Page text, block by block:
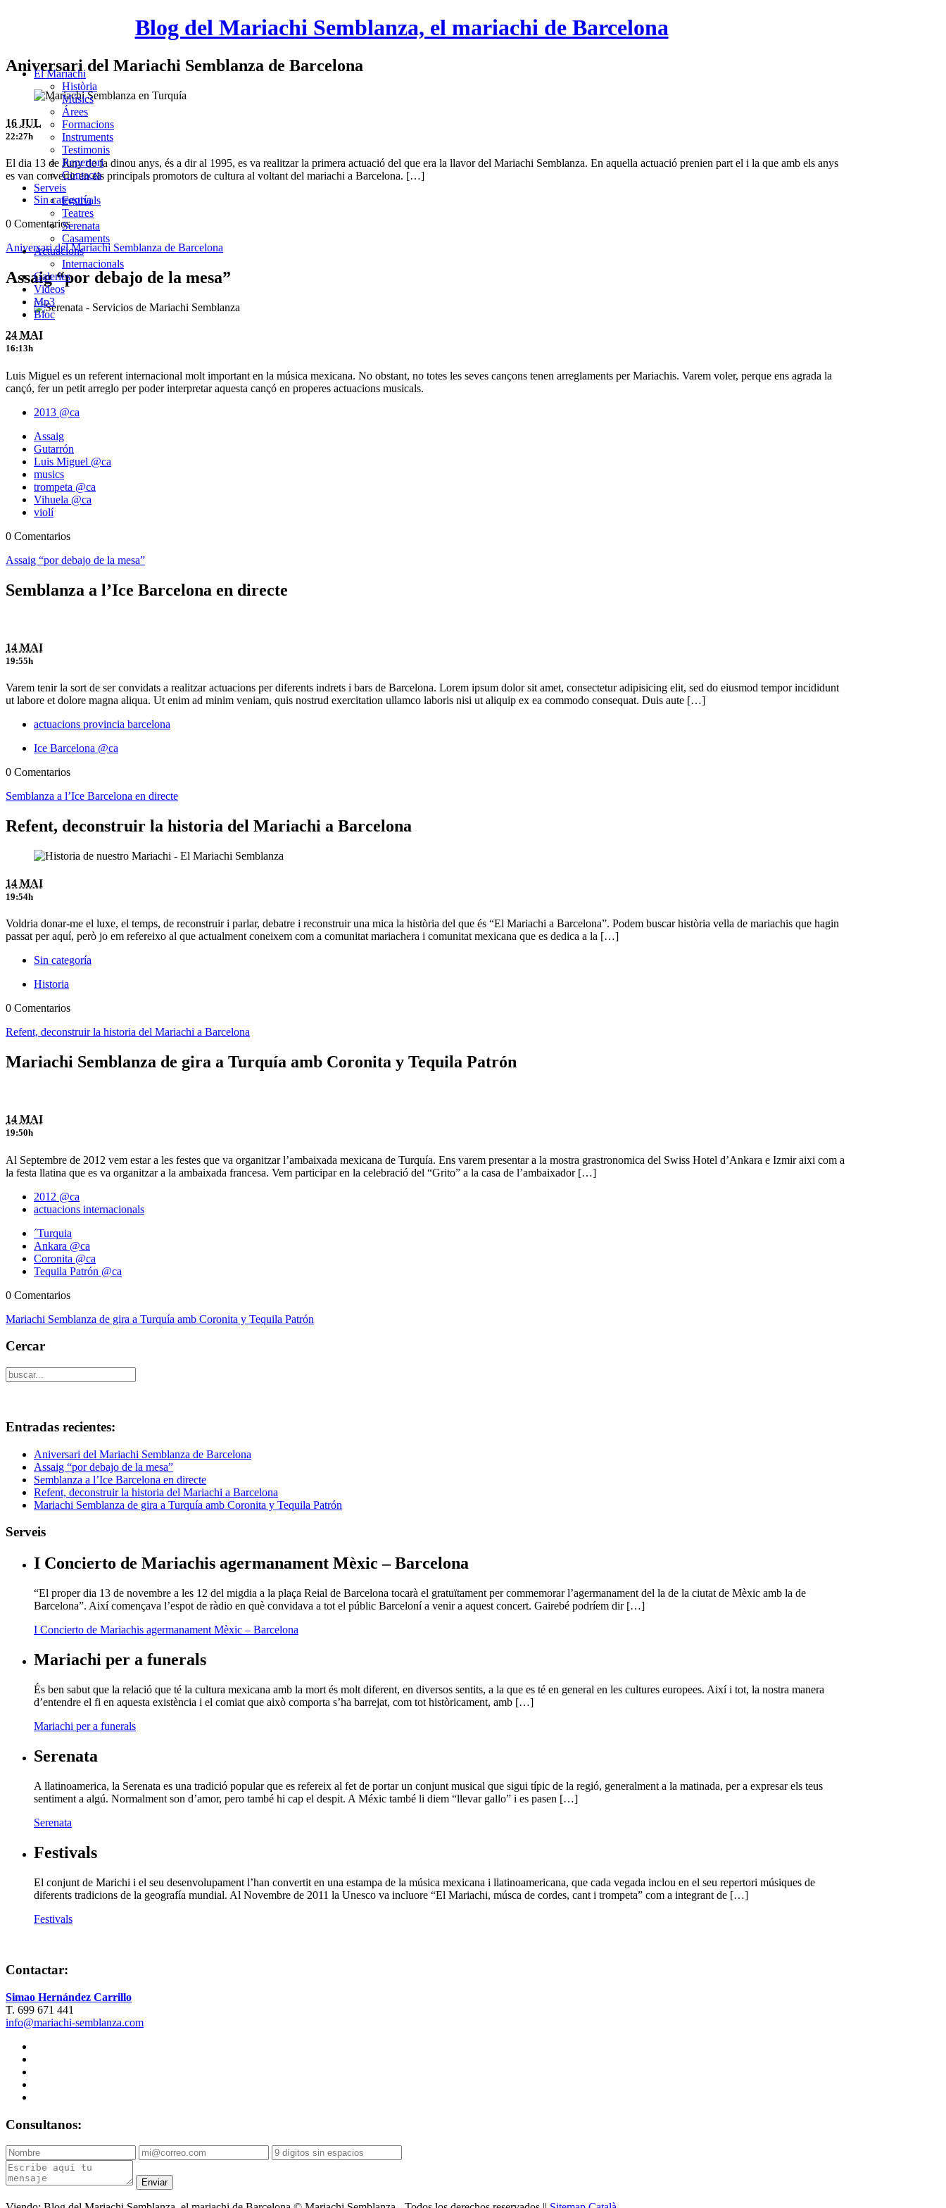
Blog del Mariachi Semblanza, el mariachi de Barcelona
El Mariachi
Història
Músics
Árees
Formacions
Instruments
Testimonis
Repertori
Contacta
Serveis
Festivals
Teatres
Serenata
Casaments
Actuacions
Internacionals
Galeries
Videos
Mp3
Bloc
Aniversari del Mariachi Semblanza de Barcelona
16 JUL
22:27h
El dia 13 de Juny de fa dinou anys, és a dir al 1995, es va realitzar la primera actuació del que era la llavor del Mariachi Semblanza. En aquella actuació prenien part el i la que amb els anys
es van convertir en els principals promotors de cultura al voltant del mariachi a Barcelona. […]
Sin categoría
0 Comentarios
Aniversari del Mariachi Semblanza de Barcelona
Assaig “por debajo de la mesa”
24 MAI
16:13h
Luis Miguel es un referent internacional molt important en la música mexicana. No obstant, no totes les seves cançons tenen arreglaments per Mariachis. Varem voler, perque ens agrada la
cançó, fer un petit arreglo per poder interpretar aquesta cançó en properes actuacions musicals.
2013 @ca
Assaig
Gutarrón
Luis Miguel @ca
musics
trompeta @ca
Vihuela @ca
violí
0 Comentarios
Assaig “por debajo de la mesa”
Semblanza a l’Ice Barcelona en directe
14 MAI
19:55h
Varem tenir la sort de ser convidats a realitzar actuacions per diferents indrets i bars de Barcelona. Lorem ipsum dolor sit amet, consectetur adipisicing elit, sed do eiusmod tempor incididunt
ut labore et dolore magna aliqua. Ut enim ad minim veniam, quis nostrud exercitation ullamco laboris nisi ut aliquip ex ea commodo consequat. Duis aute […]
actuacions provincia barcelona
Ice Barcelona @ca
0 Comentarios
Semblanza a l’Ice Barcelona en directe
Refent, deconstruir la historia del Mariachi a Barcelona
14 MAI
19:54h
Voldria donar-me el luxe, el temps, de reconstruir i parlar, debatre i reconstruir una mica la història del que és “El Mariachi a Barcelona”. Podem buscar història vella de mariachis que hagin
passat per aquí, però jo em refereixo al que actualment coneixem com a comunitat mariachera i comunitat mexicana que es dedica a la […]
Sin categoría
Historia
0 Comentarios
Refent, deconstruir la historia del Mariachi a Barcelona
Mariachi Semblanza de gira a Turquía amb Coronita y Tequila Patrón
14 MAI
19:50h
Al Septembre de 2012 vem estar a les festes que va organitzar l’ambaixada mexicana de Turquía. Ens varem presentar a la mostra grastronomica del Swiss Hotel d’Ankara e Izmir aixi com a
la festa llatina que es va organitzar a la ambaixada francesa. Vem participar en la celebració del “Grito” a la casa de l’ambaixador […]
2012 @ca
actuacions internacionals
´Turquia
Ankara @ca
Coronita @ca
Tequila Patrón @ca
0 Comentarios
Mariachi Semblanza de gira a Turquía amb Coronita y Tequila Patrón
Cercar
Entradas recientes:
Aniversari del Mariachi Semblanza de Barcelona
Assaig “por debajo de la mesa”
Semblanza a l’Ice Barcelona en directe
Refent, deconstruir la historia del Mariachi a Barcelona
Mariachi Semblanza de gira a Turquía amb Coronita y Tequila Patrón
Serveis
I Concierto de Mariachis agermanament Mèxic – Barcelona
“El proper dia 13 de novembre a les 12 del migdia a la plaça Reial de Barcelona tocarà el gratuïtament per commemorar l’agermanament del la de la ciutat de Mèxic amb la de
Barcelona”. Així començava l’espot de ràdio en què convidava a tot el públic Barceloní a venir a aquest concert. Gairebé podríem dir […]
I Concierto de Mariachis agermanament Mèxic – Barcelona
Mariachi per a funerals
És ben sabut que la relació que té la cultura mexicana amb la mort és molt diferent, en diversos sentits, a la que es té en general en les cultures europees. Així i tot, la nostra manera
d’entendre el fi en aquesta existència i el comiat que això comporta s’ha barrejat, com tot històricament, amb […]
Mariachi per a funerals
Serenata
A llatinoamerica, la Serenata es una tradició popular que es refereix al fet de portar un conjunt musical que sigui típic de la regió, generalment a la matinada, per a expresar els teus
sentiment a algú. Normalment son d’amor, pero també hi cap el despit. A Méxic també li diem “llevar gallo” i es pasen […]
Serenata
Festivals
El conjunt de Marichi i el seu desenvolupament l’han convertit en una estampa de la música mexicana i llatinoamericana, que cada vegada inclou en el seu repertori músiques de
diferents tradicions de la geografía mundial. Al Novembre de 2011 la Unesco va incluore “El Mariachi, músca de cordes, cant i trompeta” com a integrant de […]
Festivals
Contactar:
Simao Hernández Carrillo
T. 699 671 441
info@mariachi-semblanza.com
Consultanos:
Enviar